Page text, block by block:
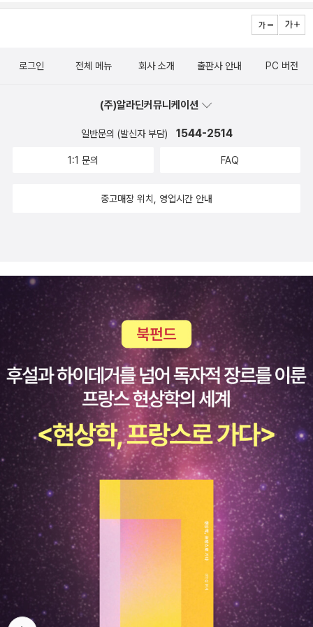
책들도 마찬가지겠지요.책장에 꽃아두는 것도 좋지만, 겨울 성탄절
시즌엔함께 장식할 수 있으니까요. *^^* The 12 Days of Christm
as: Anniversary Edition (Pop-Up) (Hardcover) 로버트 사부다
s (Limited, Hardcover) Moore, Clement Clarke / Simon & S
op-Up Celebration (hardcover) 로버트 사부다 지음 / Little Si
mon / 1996년 10월 America the Beautiful (Pop-up, Hardco
004년 10월 이 책도 멋질 것 같아요. 아빠가 공부했던 미국엔 꼭 가
반했지만이제는 책에 나오는 자잘한 글씨의 영어들을 모두 읽을 수
있을 것 같아요. We're Going on a Bear Hunt: A Celebratory P
op-up Edition (Hardcover)위에 있는 곰사냥을 떠나자 책은 둘 다
팝업궁이에요. 그런데 원서는 안타깝게도 품절이네요. 다시 입고가
될까요? 아니면 구하기 어려울까요? 원서도 꼭 소장하고 싶어요.팝
업북 중에는 아이들과 놀이할 수 있는 책이 정말 많아요. 새로 태어난
조카에게 선물하고 싶은 책들도 몇 권 담아보았네요. 키스 포크너의
하하 호호 시리즈 역시 굉장히 멋지다. 우리 아이가 무척이나 열광하
는 그 시리즈들... 여전히 소장하고 싶지만, 꼬마 친구들로 인해 이제
는 우리 집에서 사라진 그 책. 그렇지만 귀염둥이 꼬마 친구들이 계속
잘 보고 있을 줄 믿는다.
뒤로가
로그인 전체 메뉴 회사 소개 출판사 안내 PC 버전
(주)알라딘커뮤니케이션
일반문의 (발신자 부담) 1544-2514
1:1 문의 FAQ
중고매장 위치, 영업시간 안내